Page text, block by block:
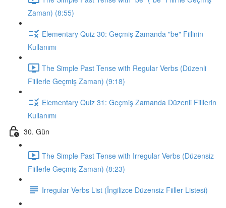
Zaman) (8:55)
Elementary Quiz 30: Geçmiş Zamanda "be" Fiilinin
Kullanımı
The Simple Past Tense with Regular Verbs (Düzenli
Fiillerle Geçmiş Zaman) (9:18)
Elementary Quiz 31: Geçmiş Zamanda Düzenli Fiillerin
Kullanımı
30. Gün
The Simple Past Tense with Irregular Verbs (Düzensiz
Fiillerle Geçmiş Zaman) (8:23)
Irregular Verbs List (İngilizce Düzensiz Fiiller Listesi)